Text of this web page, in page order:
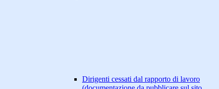
Dirigenti cessati dal rapporto di lavoro